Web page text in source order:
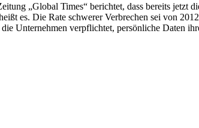
„Global Times“ berichtet, dass bereits
es. Die Rate schwerer Verbrechen sei von
Unternehmen verpflichtet, persönliche Daten